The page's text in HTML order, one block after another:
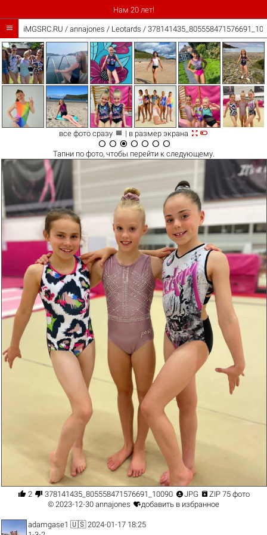
Нам 20 лет!
 iMGSRC.RU / annajones / Leotards /
все фото сразу  | в размер экрана 
      
Тапни по фото, чтобы перейти к следующему.
 2  378141435_805558471576691_1009038593378371680_n.jpg
JPG  ZIP 75 фото
© 2023-12-30 annajones добавить в избранное
adamgase1 🇺🇸 2024-01-17 18:25